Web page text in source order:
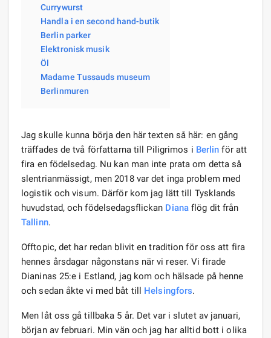
Currywurst
Handla i en second hand-butik
Berlin parker
Elektronisk musik
Öl
Madame Tussauds museum
Berlinmuren
Jag skulle kunna börja den här texten så här: en gång
träffades de två författarna till Piligrimos i Berlin för att
fira en födelsedag. Nu kan man inte prata om detta så
slentrianmässigt, men 2018 var det inga problem med
logistik och visum. Därför kom jag lätt till Tysklands
huvudstad, och födelsedagsflickan Dianaflög dit från
Tallinn.
Offtopic, det har redan blivit en tradition för oss att fira
hennes årsdagar någonstans när vi reser. Vi firade
Dianinas 25:e i Estland, jag kom och hälsade på henne
och sedan åkte vi med båt till Helsingfors.
Men låt oss gå tillbaka 5 år. Det var i slutet av januari,
början av februari. Min vän och jag har alltid bott i olika